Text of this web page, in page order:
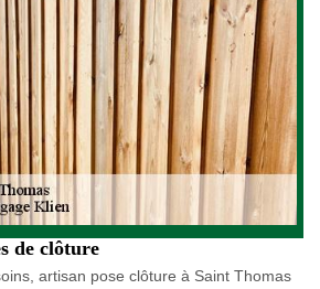
de clôture
artisan pose clôture à Saint Thomas